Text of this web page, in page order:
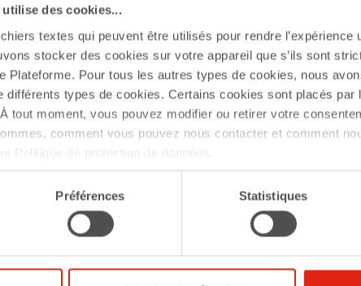
des cookies...
textes qui peuvent être utilisés pour rendre l’expérience
stocker des cookies sur votre appareil que s’ils sont
Plateforme. Pour tous les autres types de cookies, nous
différents types de cookies. Certains cookies sont placés
tout moment, vous pouvez modifier ou retirer votre
comment vous pouvez nous contacter et comment
Politique de protection de données.
Préférences Statistiques
Découverte de
l’environnement Office 365
14 heures